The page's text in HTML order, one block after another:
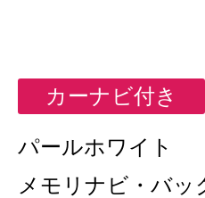
カーナビ付き
パールホワイト
メモリナビ・バッ